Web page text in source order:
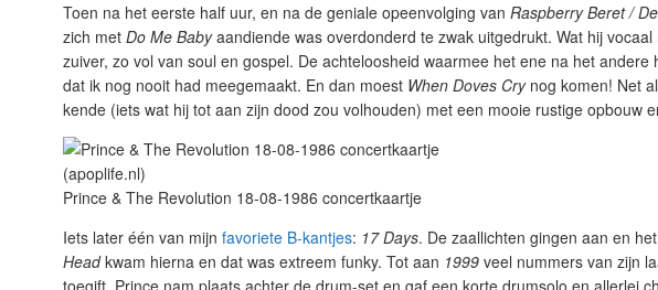
Toen na het eerste half uur, en na de geniale opeenvolging van Raspberry Beret /
zich met Do Me Babyaandiende was overdonderd te zwak uitgedrukt. Wat hij
zuiver, zo vol van soul en gospel. De achteloosheid waarmee het ene na het
dat ik nog nooit had meegemaakt. En dan moest When Doves Crynog komen! Net
kende (iets wat hij tot aan zijn dood zou volhouden) met een mooie rustige opbouw
Prince & The Revolution 18-08-1986 concertkaartje
Iets later één van mijn favoriete B-kantjes: 17 Days. De zaallichten gingen aan en
Headkwam hierna en dat was extreem funky. Tot aan 1999 veel nummers van zijn